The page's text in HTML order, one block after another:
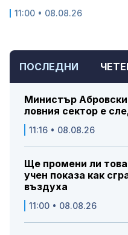
ПОСЛЕДНИ
Министър
ловния сектор е
11:16 • 08.08.26
Ще промени ли
учен показа как
въздуха
11:00 • 08.08.26
11:00 • 08.08.26